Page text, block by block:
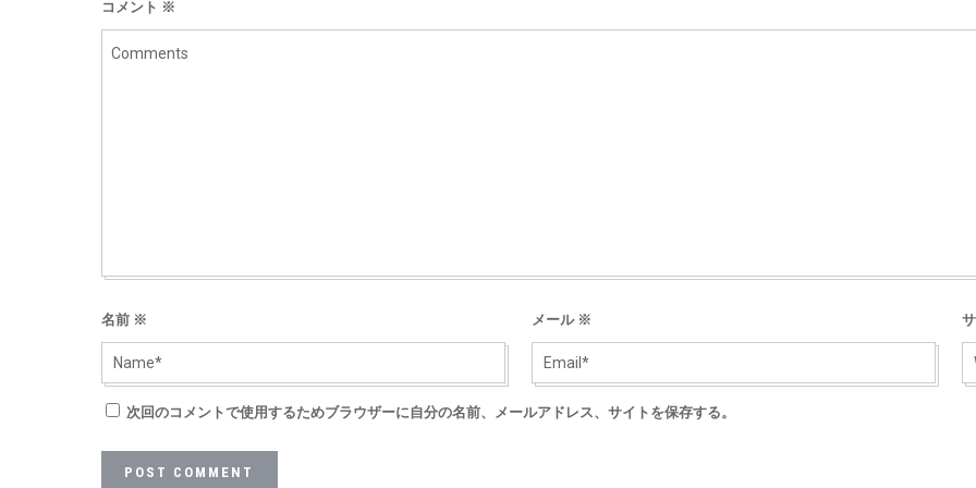
コメント ※
名前 ※ メール ※
次回のコメントで使用するためブラウザーに自分の名前、メールアドレス、サイトを保存する。